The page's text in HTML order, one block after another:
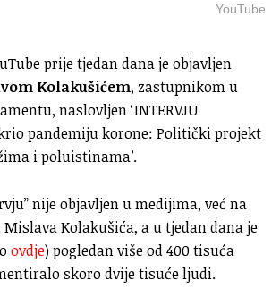
YouTube
prije tjedan dana je objavljen
Kolakušićem, zastupnikom u
naslovljen ‘INTERVJU
pandemiju korone: Politički projekt
i poluistinama’.
nije objavljen u medijima, već na
Kolakušića, a u tjedan dana je
ovdje) pogledan više od 400 tisuća
skoro dvije tisuće ljudi.